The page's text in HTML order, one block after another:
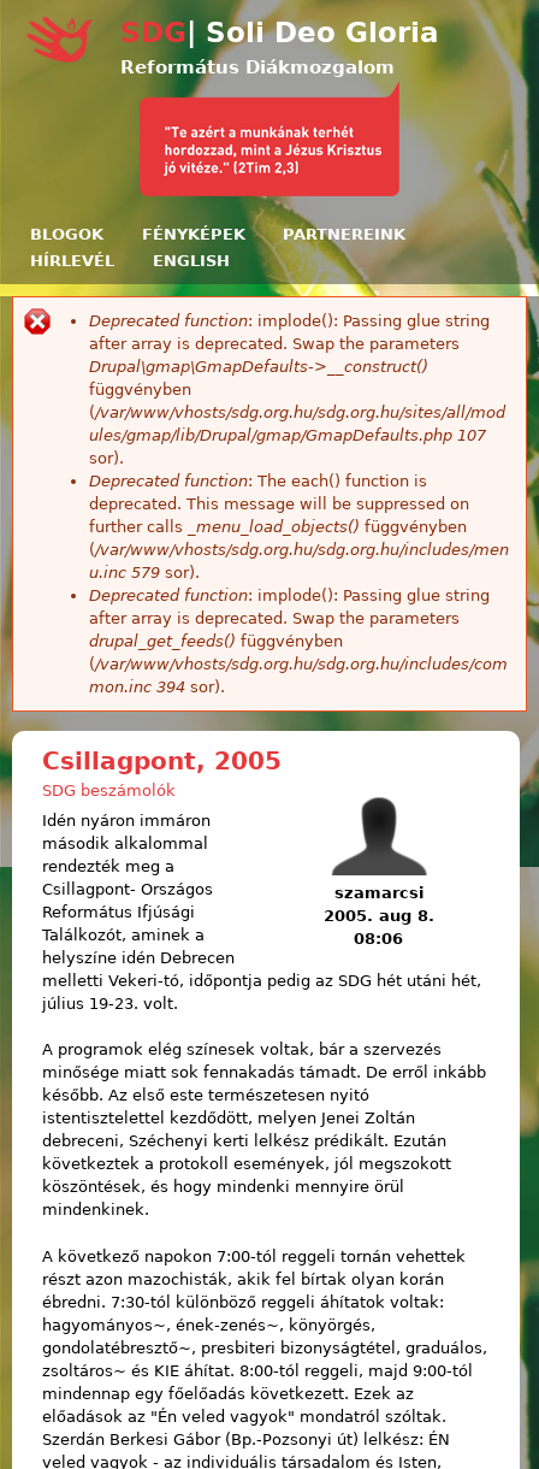
Ugrás a tartalomra
SDG | Soli Deo Gloria
Református Diákmozgalom
BLOGOK FÉNYKÉPEK
PARTNEREINK
HÍRLEVÉL
ENGLISH
Hibaüzenet
Deprecated function: implode(): Passing glue string
after array is deprecated. Swap the parameters
Drupal\gmap\GmapDefaults->__construct()
függvényben
(/var/www/vhosts/sdg.org.hu/sdg.org.hu/sites/all/mod
ules/gmap/lib/Drupal/gmap/GmapDefaults.php 107
sor).
Deprecated function: The each() function is
deprecated. This message will be suppressed on
further calls
_menu_load_objects() függvényben
(/var/www/vhosts/sdg.org.hu/sdg.org.hu/includes/men
u.inc 579 sor).
Deprecated function: implode(): Passing glue string
after array is deprecated. Swap the parameters
drupal_get_feeds() függvényben
(/var/www/vhosts/sdg.org.hu/sdg.org.hu/includes/com
mon.inc 394 sor).
Csillagpont, 2005
szamarcsi
2005. aug 8.
08:06
SDG beszámolók
Idén nyáron immáron
második alkalommal
rendezték meg a
Csillagpont- Országos
Református Ifjúsági
Találkozót, aminek a
helyszíne idén Debrecen
melletti Vekeri-tó, időpontja pedig az SDG hét utáni hét,
július 19-23. volt.
A programok elég színesek voltak, bár a szervezés
minősége miatt sok fennakadás támadt. De erről inkább
később. Az első este természetesen nyitó
istentisztelettel kezdődött, melyen Jenei Zoltán
debreceni, Széchenyi kerti lelkész prédikált. Ezután
következtek a protokoll események, jól megszokott
köszöntések, és hogy mindenki mennyire örül
mindenkinek.
A következő napokon 7:00-tól reggeli tornán vehettek
részt azon mazochisták, akik fel bírtak olyan korán
ébredni. 7:30-tól különböző reggeli áhítatok voltak:
hagyományos~, ének-zenés~, könyörgés,
gondolatébresztő~, presbiteri bizonyságtétel, graduálos,
zsoltáros~ és KIE áhítat. 8:00-tól reggeli, majd 9:00-tól
mindennap egy főelőadás következett. Ezek az
előadások az "Én veled vagyok" mondatról szóltak.
Szerdán Berkesi Gábor (Bp.-Pozsonyi út) lelkész: ÉN
veled vagyok - az individuális társadalom és Isten,